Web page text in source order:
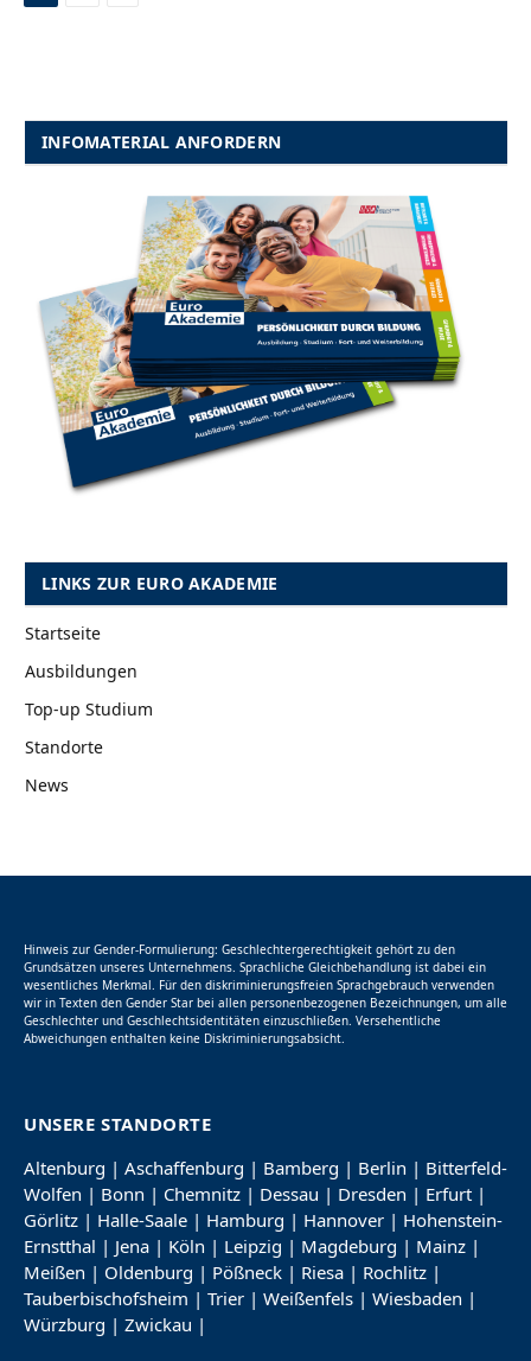
INFOMATERIAL ANFORDERN
LINKS ZUR EURO AKADEMIE
Startseite
Ausbildungen
Top-up Studium
Standorte
News
Hinweis zur Gender-Formulierung: Geschlechtergerechtigkeit gehört zu den
Grundsätzen unseres Unternehmens. Sprachliche Gleichbehandlung ist dabei ein
wesentliches Merkmal. Für den diskriminierungsfreien Sprachgebrauch verwenden
wir in Texten den Gender Star bei allen personenbezogenen Bezeichnungen, um alle
Geschlechter und Geschlechtsidentitäten einzuschließen. Versehentliche
Abweichungen enthalten keine Diskriminierungsabsicht.
UNSERE STANDORTE
Altenburg | Aschaffenburg | Bamberg | Berlin | Bitterfeld-
Wolfen | Bonn | Chemnitz | Dessau | Dresden | Erfurt |
Görlitz | Halle-Saale | Hamburg | Hannover | Hohenstein-
Ernstthal | Jena | Köln | Leipzig | Magdeburg | Mainz |
Meißen | Oldenburg | Pößneck | Riesa | Rochlitz |
Tauberbischofsheim | Trier | Weißenfels | Wiesbaden |
Würzburg | Zwickau |